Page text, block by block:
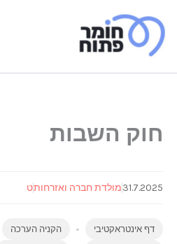
לתוכן
חוק השבות
31.7.2025מולדת חברה ואזרחותט
דף אינטראקטיבי הקניה הערכה